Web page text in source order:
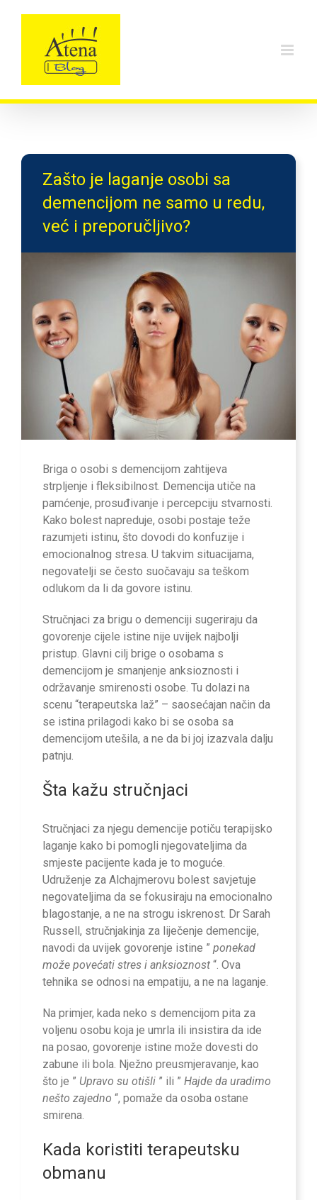
Zašto je laganje osobi sa
demencijom ne samo u redu,
već i preporučljivo?
Briga o osobi s demencijom zahtijeva
strpljenje i fleksibilnost. Demencija utiče na
pamćenje, prosuđivanje i percepciju stvarnosti.
Kako bolest napreduje, osobi postaje teže
razumjeti istinu, što dovodi do konfuzije i
emocionalnog stresa. U takvim situacijama,
negovatelji se često suočavaju sa teškom
odlukom da li da govore istinu.
Stručnjaci za brigu o demenciji sugeriraju da
govorenje cijele istine nije uvijek najbolji
pristup. Glavni cilj brige o osobama s
demencijom je smanjenje anksioznosti i
održavanje smirenosti osobe. Tu dolazi na
scenu “terapeutska laž” – saosećajan način da
se istina prilagodi kako bi se osoba sa
demencijom utešila, a ne da bi joj izazvala dalju
patnju.
Šta kažu stručnjaci
Stručnjaci za njegu demencije potiču terapijsko
laganje kako bi pomogli njegovateljima da
smjeste pacijente kada je to moguće.
Udruženje za Alchajmerovu bolest savjetuje
negovateljima da se fokusiraju na emocionalno
blagostanje, a ne na strogu iskrenost. Dr Sarah
Russell, stručnjakinja za liječenje demencije,
navodi da uvijek govorenje istine ” ponekad
može povećati stres i anksioznost “. Ova
tehnika se odnosi na empatiju, a ne na laganje.
Na primjer, kada neko s demencijom pita za
voljenu osobu koja je umrla ili insistira da ide
na posao, govorenje istine može dovesti do
zabune ili bola. Nježno preusmjeravanje, kao
što je ” Upravo su otišli ” ili ” Hajde da uradimo
nešto zajedno “, pomaže da osoba ostane
smirena.
Kada koristiti terapeutsku
obmanu